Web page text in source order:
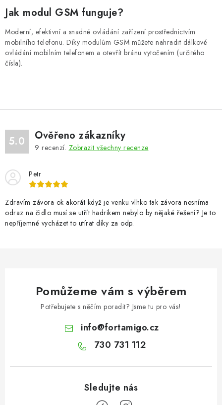
k
y
v
ý
p
n
í
Jak modul GSM funguje?
Moderní, efektivní a snadné ovládání zařízení prostřednictvím
mobilního telefonu. Díky modulům GSM můžete nahradit dálkové
ovládání mobilním telefonem a otevřít bránu vytočením (určitého
čísla).
5.0 Ověřeno zákazníky
9 recenzí. Zobrazit všechny recenze
Petr
Zdravím závora ok akorát když je venku vlhko tak závora nesníma
odraz na čidlo musí se utřít hadrikem nebylo by nějaké řešení? Je to
nepříjemné vycházet to utírat díky za odp.
Pomůžeme vám s výběrem
Potřebujete s něčím poradit? Jsme tu pro vás!
info@fortamigo.cz
730 731 112